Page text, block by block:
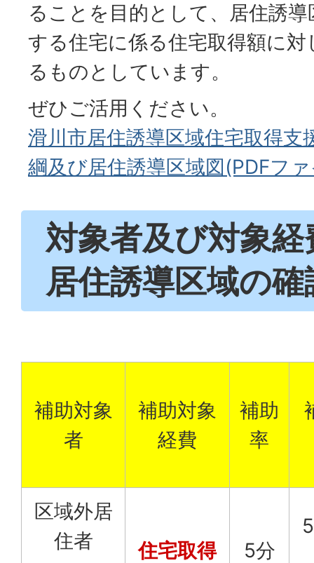
ることを目的として、居住誘
する住宅に係る住宅取得額に
るものとしています。
ぜひご活用ください。
滑川市居住誘導区域住宅取得支
綱及び居住誘導区域図(PDFフ
対象者及び対象
居住誘導区域の確
補助対象
者
補助対象
経費
補助
率
区域外居
住者
住宅取得
5分